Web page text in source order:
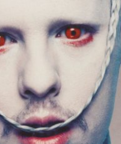
The Face a eu
était aussi
les lecteurs, il a réussi